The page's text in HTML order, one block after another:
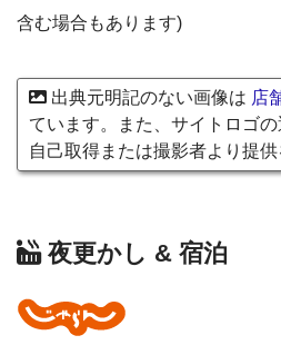
含む場合もあります)
出典元明記のない画像は 店
ています。また、サイトロゴの
自己取得または撮影者より提供
夜更かし & 宿泊